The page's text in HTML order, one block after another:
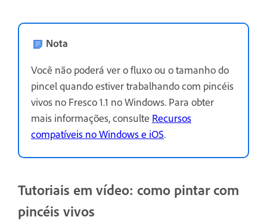
Nota
Você não poderá ver o fluxo ou o tamanho do
pincel quando estiver trabalhando com pincéis
vivos no Fresco 1.1 no Windows. Para obter
mais informações, consulte Recursos
compatíveis no Windows e iOS.
Tutoriais em vídeo: como pintar com
pincéis vivos